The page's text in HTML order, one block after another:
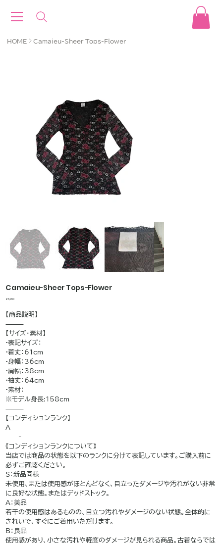
HOME > Camaieu-Sheer Tops-Flower
Camaieu-Sheer Tops-Flower
価
￥8,990
【商品説明】
⸻
【サイズ・素材】
•表記サイズ：
•着丈：61cm
•身幅：36cm
•肩幅：38cm
•袖丈：64cm
•素材：
※モデル身長:158cm
⸻
【コンディションランク】
A
——-
《コンディションランクについて》
当店では商品の状態を以下のランクに分けて表記しています。ご購入前に
必ずご確認ください。
S：新品同様
未使用、または使用感がほとんどなく、目立ったダメージや汚れがない非常
に良好な状態。またはデッドストック。
A：美品
若干の使用感はあるものの、目立つ汚れやダメージのない状態。全体的に
きれいで、すぐにご着用いただけます。
B：良品
使用感があり、小さな汚れや軽度のダメージが見られる商品。古着ならでは